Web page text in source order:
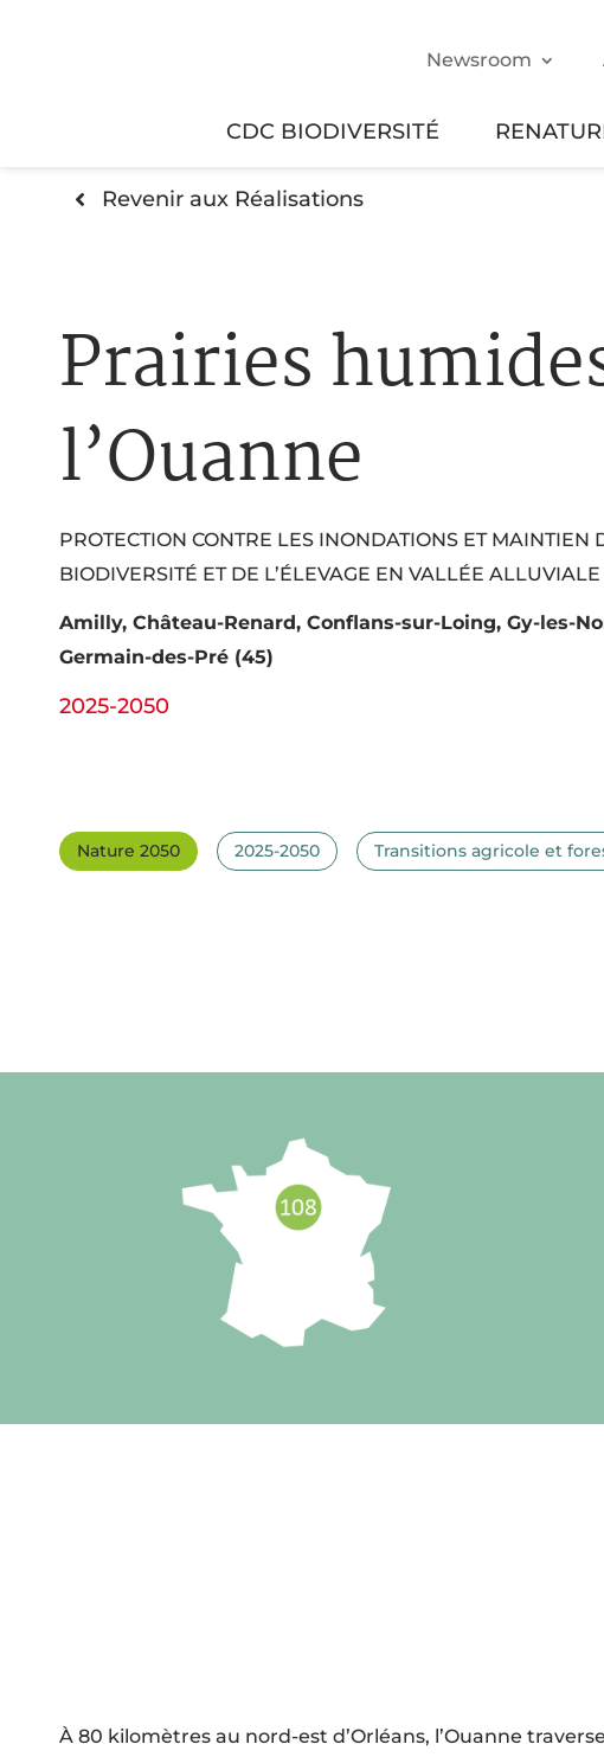
Newsroom
CDC BIODIVERSITÉ
Revenir aux Réalisations
Prairies
l’Ouanne
PROTECTION CONTRE LES INONDATIONS ET MAINTIEN
BIODIVERSITÉ ET DE L’ÉLEVAGE EN VALLÉE ALLUVIALE
Amilly, Château-Renard, Conflans-sur-Loing, Gy-les-
Germain-des-Pré (45)
2025-2050
Nature 2050 2025-2050 Transitions agricole et
À 80 kilomètres au nord-est d’Orléans, l’Ouanne